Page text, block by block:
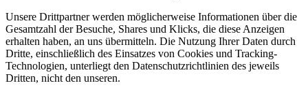
Unsere Drittpartner werden möglicherweise Informationen über die
Gesamtzahl der Besuche, Shares und Klicks, die diese Anzeigen
erhalten haben, an uns übermitteln. Die Nutzung Ihrer Daten durch
Dritte, einschließlich des Einsatzes von Cookies und Tracking-
Technologien, unterliegt den Datenschutzrichtlinien des jeweils
Dritten, nicht den unseren.